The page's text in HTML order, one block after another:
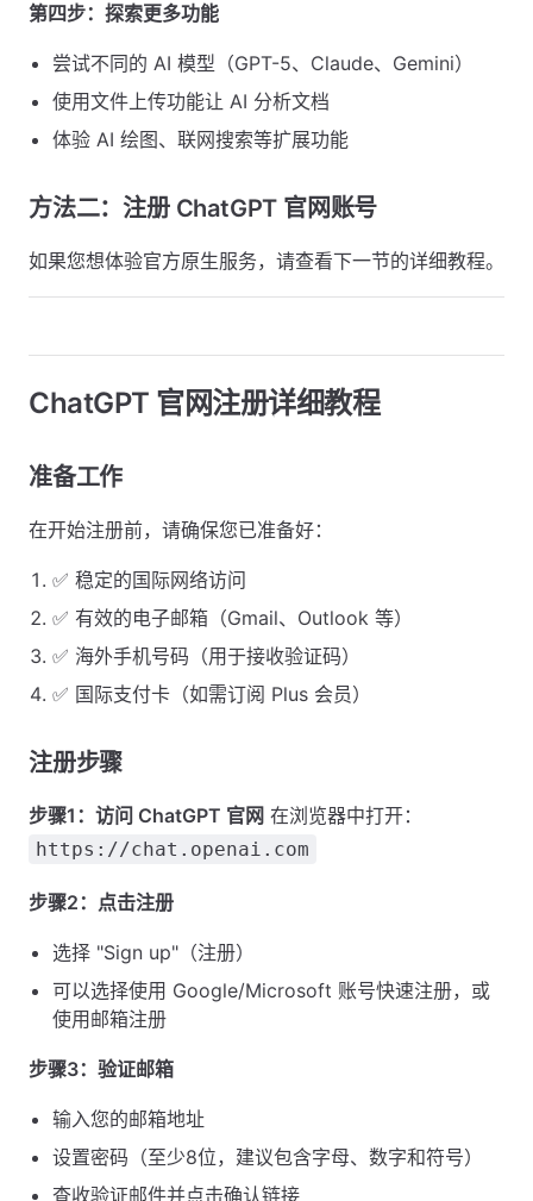
第四步：探索更多功能
尝试不同的 AI 模型（GPT-5、Claude、Gemini）
使用文件上传功能让 AI 分析文档
体验 AI 绘图、联网搜索等扩展功能
方法二：注册 ChatGPT 官网账号
如果您想体验官方原生服务，请查看下一节的详细教程。
ChatGPT 官网注册详细教程
准备工作
在开始注册前，请确保您已准备好：
✅ 稳定的国际网络访问
✅ 有效的电子邮箱（Gmail、Outlook 等）
✅ 海外手机号码（用于接收验证码）
✅ 国际支付卡（如需订阅 Plus 会员）
注册步骤
步骤1：访问 ChatGPT 官网 在浏览器中打开：
https://chat.openai.com
步骤2：点击注册
选择 "Sign up"（注册）
可以选择使用 Google/Microsoft 账号快速注册，或
使用邮箱注册
步骤3：验证邮箱
输入您的邮箱地址
设置密码（至少8位，建议包含字母、数字和符号）
查收验证邮件并点击确认链接